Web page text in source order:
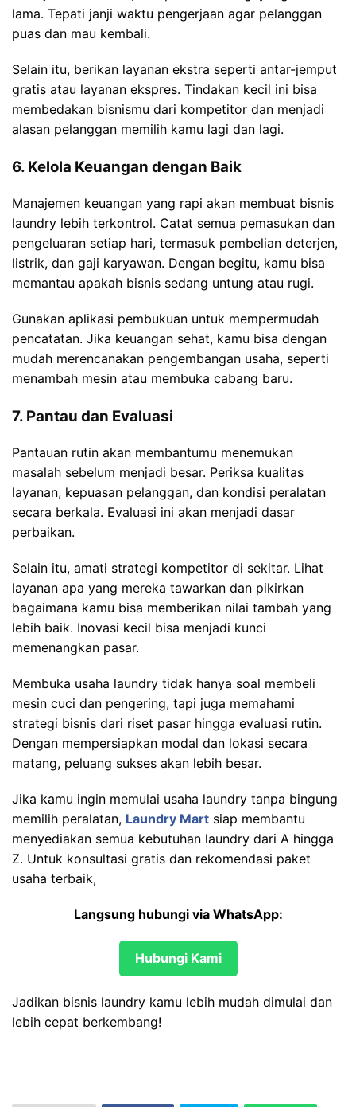
lama. Tepati janji waktu pengerjaan agar pelanggan
puas dan mau kembali.
Selain itu, berikan layanan ekstra seperti antar-jemput
gratis atau layanan ekspres. Tindakan kecil ini bisa
membedakan bisnismu dari kompetitor dan menjadi
alasan pelanggan memilih kamu lagi dan lagi.
6. Kelola Keuangan dengan Baik
Manajemen keuangan yang rapi akan membuat bisnis
laundry lebih terkontrol. Catat semua pemasukan dan
pengeluaran setiap hari, termasuk pembelian deterjen,
listrik, dan gaji karyawan. Dengan begitu, kamu bisa
memantau apakah bisnis sedang untung atau rugi.
Gunakan aplikasi pembukuan untuk mempermudah
pencatatan. Jika keuangan sehat, kamu bisa dengan
mudah merencanakan pengembangan usaha, seperti
menambah mesin atau membuka cabang baru.
7. Pantau dan Evaluasi
Pantauan rutin akan membantumu menemukan
masalah sebelum menjadi besar. Periksa kualitas
layanan, kepuasan pelanggan, dan kondisi peralatan
secara berkala. Evaluasi ini akan menjadi dasar
perbaikan.
Selain itu, amati strategi kompetitor di sekitar. Lihat
layanan apa yang mereka tawarkan dan pikirkan
bagaimana kamu bisa memberikan nilai tambah yang
lebih baik. Inovasi kecil bisa menjadi kunci
memenangkan pasar.
Membuka usaha laundry tidak hanya soal membeli
mesin cuci dan pengering, tapi juga memahami
strategi bisnis dari riset pasar hingga evaluasi rutin.
Dengan mempersiapkan modal dan lokasi secara
matang, peluang sukses akan lebih besar.
Jika kamu ingin memulai usaha laundry tanpa bingung
memilih peralatan, Laundry Mart siap membantu
menyediakan semua kebutuhan laundry dari A hingga
Z. Untuk konsultasi gratis dan rekomendasi paket
usaha terbaik,
Langsung hubungi via WhatsApp:
Hubungi Kami
Jadikan bisnis laundry kamu lebih mudah dimulai dan
lebih cepat berkembang!